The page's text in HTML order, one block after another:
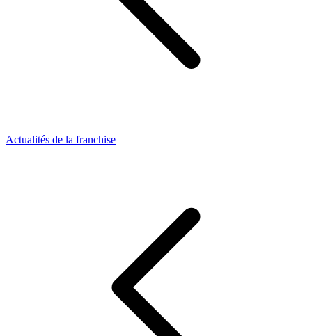
Actualités de la franchise